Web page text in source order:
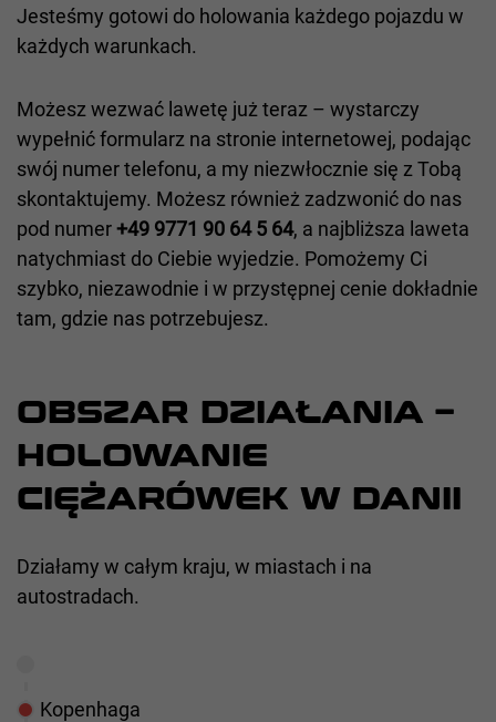
Jesteśmy gotowi do holowania każdego pojazdu w
każdych warunkach.
Możesz wezwać lawetę już teraz – wystarczy
wypełnić formularz na stronie internetowej, podając
swój numer telefonu, a my niezwłocznie się z Tobą
skontaktujemy. Możesz również zadzwonić do nas
pod numer+49 9771 90 64 5 64, a najbliższa laweta
natychmiast do Ciebie wyjedzie. Pomożemy Ci
szybko, niezawodnie i w przystępnej cenie dokładnie
tam, gdzie nas potrzebujesz.
OBSZAR DZIAŁANIA –
HOLOWANIE
CIĘŻARÓWEK W DANII
Działamy w całym kraju, w miastach i na
autostradach.
Kopenhaga